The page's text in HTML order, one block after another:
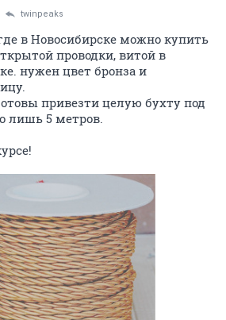
twinpeaks
в Новосибирске можно купить
проводки, витой в
нужен цвет бронза и
привезти целую бухту под
лишь 5 метров.